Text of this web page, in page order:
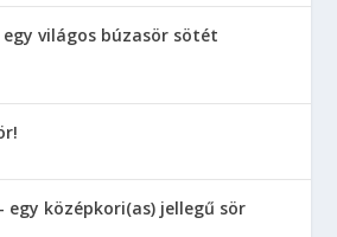
egy világos búzasör sötét
egy középkori(as) jellegű sör